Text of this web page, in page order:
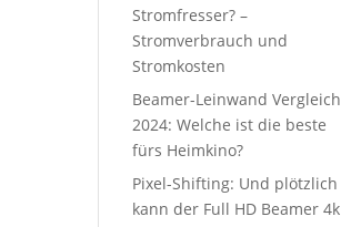
Stromfresser? –
Stromverbrauch und
Stromkosten
Beamer-Leinwand Vergleich
2024: Welche ist die beste
fürs Heimkino?
Pixel-Shifting: Und plötzlich
kann der Full HD Beamer 4k